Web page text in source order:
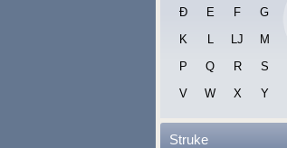
Đ
E F G
K
L LJ M
P
Q R S
V
W X Y
Struke